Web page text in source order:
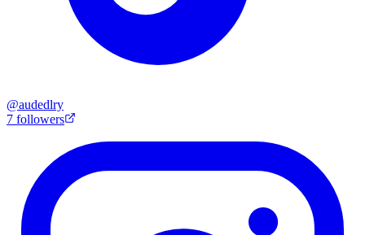
@audedlry
7 followers